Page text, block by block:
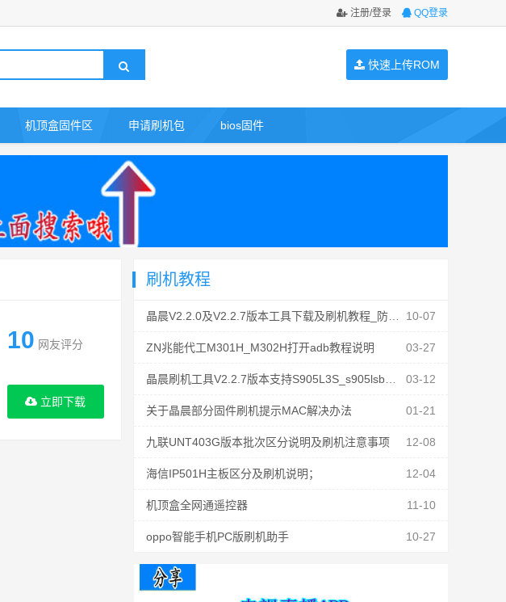
注册/登录 QQ登录
快速上传ROM
机顶盒固件区 申请刷机包 bios固件
10 网友评分
立即下载
刷机教程
10-07
晶晨V2.2.0及V2.2.7版本工具下载及刷机教程_防丢mac
03-27
ZN兆能代工M301H_M302H打开adb教程说明
03-12
晶晨刷机工具V2.2.7版本支持S905L3S_s905lsb固件刷机
01-21
关于晶晨部分固件刷机提示MAC解决办法
12-08
九联UNT403G版本批次区分说明及刷机注意事项
12-04
海信IP501H主板区分及刷机说明；
11-10
机顶盒全网通遥控器
10-27
oppo智能手机PC版刷机助手